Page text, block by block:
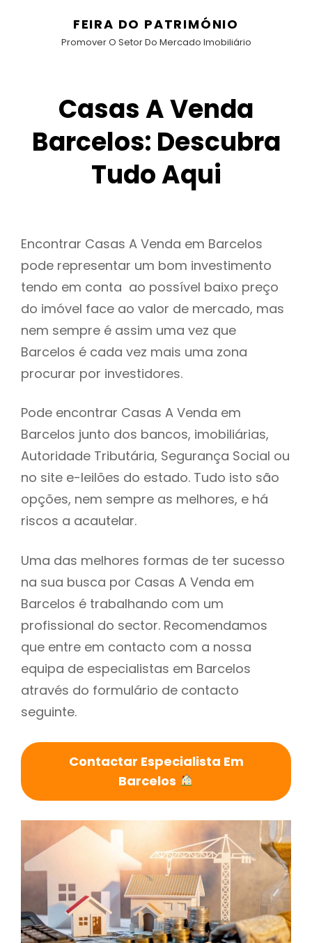
FEIRA DO PATRIMÓNIO
Promover O Setor Do Mercado Imobiliário
Casas A Venda
Barcelos: Descubra
Tudo Aqui
Encontrar Casas A Venda em Barcelos
pode representar um bom investimento
tendo em conta ao possível baixo preço
do imóvel face ao valor de mercado, mas
nem sempre é assim uma vez que
Barcelos é cada vez mais uma zona
procurar por investidores.
Pode encontrar Casas A Venda em
Barcelos junto dos bancos, imobiliárias,
Autoridade Tributária, Segurança Social ou
no site e-leilões do estado. Tudo isto são
opções, nem sempre as melhores, e há
riscos a acautelar.
Uma das melhores formas de ter sucesso
na sua busca por Casas A Venda em
Barcelos é trabalhando com um
profissional do sector. Recomendamos
que entre em contacto com a nossa
equipa de especialistas em Barcelos
através do formulário de contacto
seguinte.
Contactar Especialista Em
Barcelos